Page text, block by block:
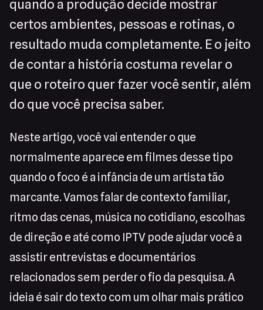
quando a produção decide mostrar
certos ambientes, pessoas e rotinas, o
resultado muda completamente. E o jeito
de contar a história costuma revelar o
que o roteiro quer fazer você sentir, além
do que você precisa saber.
Neste artigo, você vai entender o que
normalmente aparece em filmes desse tipo
quando o foco é a infância de um artista tão
marcante. Vamos falar de contexto familiar,
ritmo das cenas, música no cotidiano, escolhas
de direção e até como IPTV pode ajudar você a
assistir entrevistas e documentários
relacionados sem perder o fio da pesquisa. A
ideia é sair do texto com um olhar mais prático